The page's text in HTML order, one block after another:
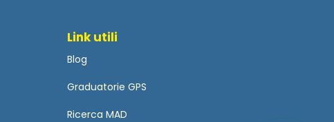
Link utili
Blog
Graduatorie GPS
Ricerca MAD